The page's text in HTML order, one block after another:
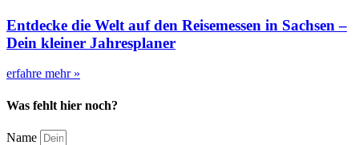
Entdecke die Welt auf den Reisemessen in Sachsen –
Dein kleiner Jahresplaner
erfahre mehr »
Was fehlt hier noch?
Name